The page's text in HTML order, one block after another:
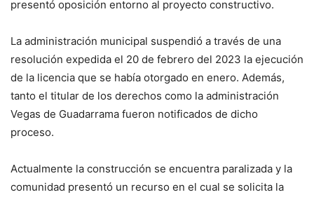
presentó oposición entorno al proyecto constructivo.
La administración municipal suspendió a través de una
resolución expedida el 20 de febrero del 2023 la ejecución
de la licencia que se había otorgado en enero. Además,
tanto el titular de los derechos como la administración
Vegas de Guadarrama fueron notificados de dicho
proceso.
Actualmente la construcción se encuentra paralizada y la
comunidad presentó un recurso en el cual se solicita la